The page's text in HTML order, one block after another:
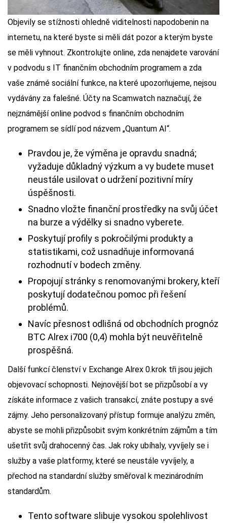
Objevily se stížnosti ohledně viditelnosti napodobenin na
internetu, na které byste si měli dát pozor a kterým byste
se měli vyhnout. Zkontrolujte online, zda nenajdete varování
v podvodu s IT finančním obchodním programem a zda
vaše známé sociální funkce, na které upozorňujeme, nejsou
vydávány za falešné. Účty na Scamwatch naznačují, že
nejznámější online podvod s finančním obchodním
programem se sídlí pod názvem „Quantum AI“.
Pravdou je, že výměna je opravdu snadná;
vyžaduje důkladný výzkum a vy budete muset
neustále usilovat o udržení pozitivní míry
úspěšnosti.
Snadno vložte finanční prostředky na svůj účet
na burze a výdělky si snadno vyberete.
Poskytují profily s pokročilými produkty a
statistikami, což usnadňuje informovaná
rozhodnutí v bodech změny.
Propojují stránky s renomovanými brokery, kteří
poskytují dodatečnou pomoc při řešení
problémů.
Navíc přesnost odlišná od obchodních prognóz
BTC Alrex i700 (0,4) mohla být neuvěřitelně
prospěšná.
Další funkcí členství v Exchange Alrex 0.krok tři jsou jejich
objevovací schopnosti. Nejnovější bot se přizpůsobí a vy
získáte informace z vašich transakcí, znáte postupy a své
zájmy. Jeho personalizovaný přístup formuje analýzu změn,
abyste se mohli přizpůsobit svým konkrétním zájmům a tím
ušetřit svůj drahocenný čas. Jak roky ubíhaly, vyvíjely se i
služby a vaše platformy, které se neustále vyvíjely, a
přechod na standardní služby směřoval k mezinárodním
standardům.
Tento software slibuje vysokou spolehlivost